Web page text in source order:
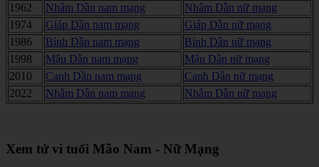
1962
Nhâm Dần nam mạng
Nhâm Dần nữ mạng
1974
Giáp Dần nam mạng
Giáp Dần nữ mạng
1986
Bính Dần nam mạng
Bính Dần nữ mạng
1998
Mậu Dần nam mạng
Mậu Dần nữ mạng
2010
Canh Dần nam mạng
Canh Dần nữ mạng
2022
Nhâm Dần nam mạng Nhâm Dần nữ mạng
Xem tử vi tuổi Mão Nam - Nữ Mạng